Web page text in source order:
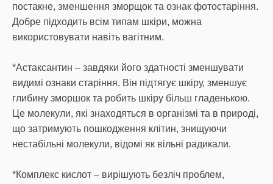
постакне, зменшення зморщок та ознак фотостаріння.
Добре підходить всім типам шкіри, можна
використовувати навіть вагітним.
*Астаксантин – завдяки його здатності зменшувати
видимі ознаки старіння. Він підтягує шкіру, зменшує
глибину зморшок та робить шкіру більш гладенькою.
Це молекули, які знаходяться в організмі та в природі,
що затримують пошкодження клітин, знищуючи
нестабільні молекули, відомі як вільні радикали.
*Комплекс кислот – вирішують безліч проблем,